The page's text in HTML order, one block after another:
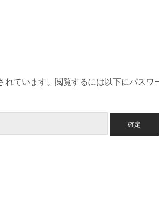
れています。閲覧するには以下にパスワ